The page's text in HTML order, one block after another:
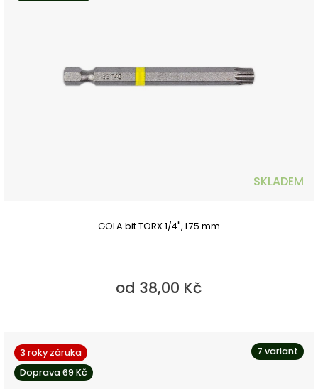
SKLADEM
GOLA bit TORX 1/4", L75 mm
od 38,00 Kč
7 variant
3 roky záruka
Doprava 69 Kč